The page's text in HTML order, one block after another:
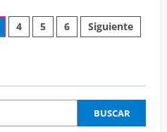
4 5 6 Siguiente
BUSCAR